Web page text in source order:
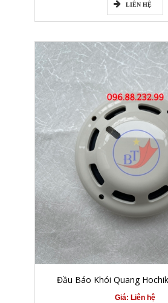
LIÊN HỆ
Đầu Báo Khói Quang
Giá: Liên hệ